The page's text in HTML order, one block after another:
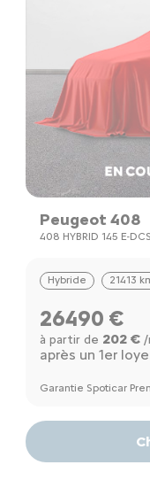
Peugeot 408
408 HYBRID 145 E-
Hybride 21413
26490 €
à partir de 202 €/
après un 1er
Garantie Spoticar